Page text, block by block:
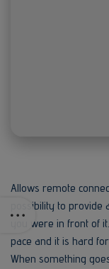
Allows remote
possibility to
you were in front of
pace and it is hard
When something